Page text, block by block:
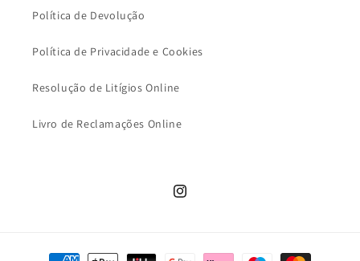
Política de Devolução
Política de Privacidade e Cookies
Resolução de Litígios Online
Livro de Reclamações Online
Instagram
Métodos